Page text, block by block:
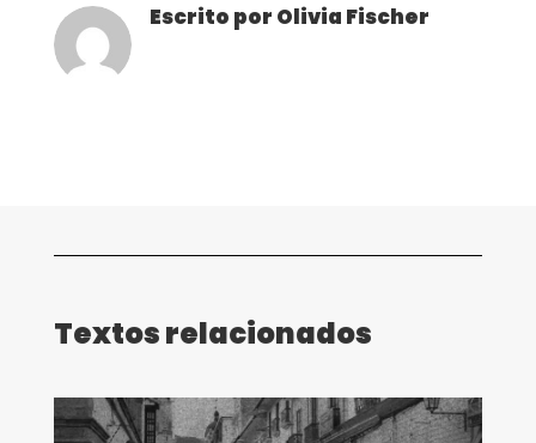
Escrito por Olivia Fischer
Textos relacionados